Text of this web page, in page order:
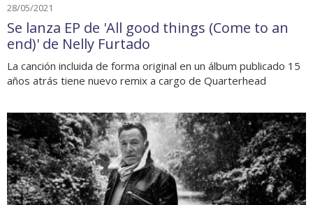
28/05/2021
Se lanza EP de 'All good things (Come to an
end)' de Nelly Furtado
La canción incluida de forma original en un álbum publicado 15
años atrás tiene nuevo remix a cargo de Quarterhead